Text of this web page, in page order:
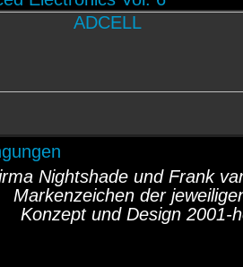
Nightshade und Frank
Markenzeichen der
Konzept und Design 2001-